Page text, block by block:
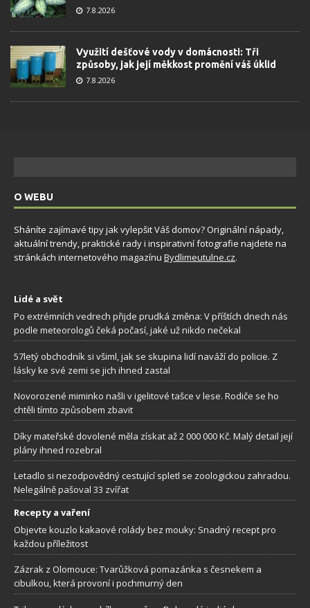
7.8.2026
Využití dešťové vody v domácnosti: Tři
způsoby, jak její měkkost promění váš úklid
7.8.2026
O WEBU
Sháníte zajímavé tipy jak vylepšit Váš domov? Originální nápady,
aktuální trendy, praktické rady i inspirativní fotografie najdete na
stránkách internetového magazínu Bydlimeutulne.cz.
Lidé a svět
Po extrémních vedrech přijde prudká změna: V příštích dnech nás
podle meteorologů čeká počasí, jaké už nikdo nečekal
57letý obchodník si všiml, jak se skupina lidí naváží do policie. Z
lásky ke své zemi se jich ihned zastal
Novorozené miminko našli v igelitové tašce v lese. Rodiče se ho
chtěli tímto způsobem zbavit
Díky mateřské dovolené měla získat až 2 000 000 Kč. Malý detail její
plány ihned rozebral
Letadlo si nezodpovědný cestující spletl se zoologickou zahradou.
Nelegálně pašoval 33 zvířat
Recepty a vaření
Objevte kouzlo kakaové rolády bez mouky: Snadný recept pro
každou příležitost
Zázrak z Olomouce: Tvarůžková pomazánka s česnekem a
cibulkou, která provoní i pochmurný den